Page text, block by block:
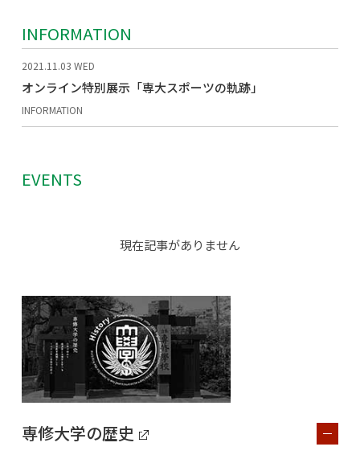
INFORMATION
2021.11.03 WED
オンライン特別展示「専大スポーツの軌跡」
INFORMATION
EVENTS
専修大学の歴史